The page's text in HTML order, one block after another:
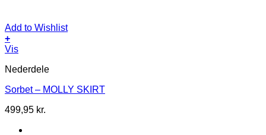
Add to Wishlist
+
Dette
har
varianter.
kan
Vis
Nederdele
Sorbet – MOLLY SKIRT
499,95 kr.